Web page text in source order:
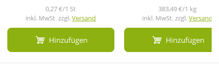
0,27 €/1 St
inkl. MwSt. zzgl.Versand
Hinzufügen
383,49 €/1 kg
inkl. MwSt. zzgl.Versand
Hinzufügen